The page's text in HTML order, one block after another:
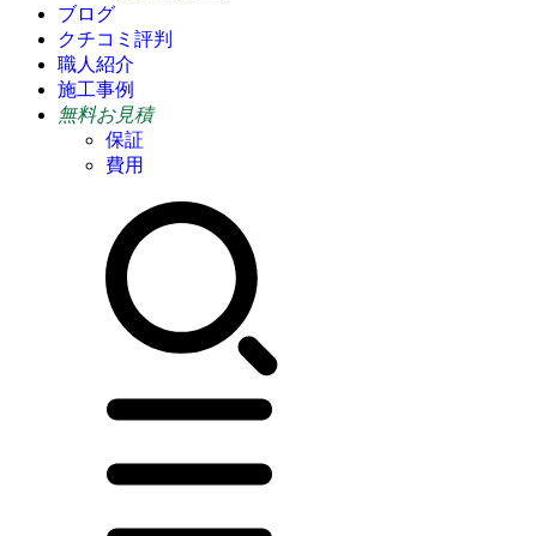
ブログ
クチコミ評判
職人紹介
施工事例
無料お見積
保証
費用